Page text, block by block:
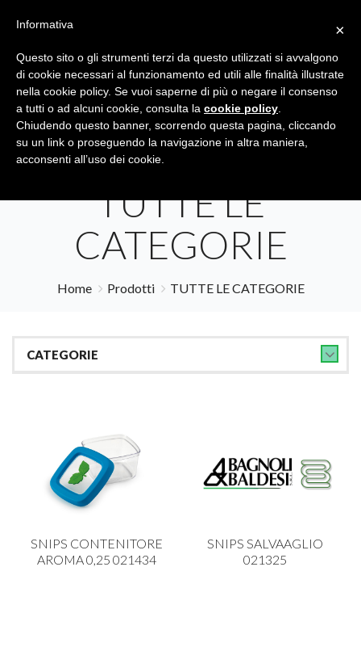
Tutte le categorie Cerca
TUTTE LE
CATEGORIE
Home Prodotti TUTTE LE CATEGORIE
CATEGORIE
ACCESSORI TAVOLA
ACCESSORI VETRO
BAGNO
BILANCE
SNIPS CONTENITORE
AROMA 0,25 021434
SNIPS SALVAAGLIO
021325
×
Informativa
Questo sito o gli strumenti terzi da questo utilizzati si avvalgono
di cookie necessari al funzionamento ed utili alle finalità illustrate
nella cookie policy. Se vuoi saperne di più o negare il consenso
a tutti o ad alcuni cookie, consulta la cookie policy
Chiudendo questo banner, scorrendo questa pagina, cliccando
su un link o proseguendo la navigazione in altra maniera,
acconsenti all’uso dei cookie.